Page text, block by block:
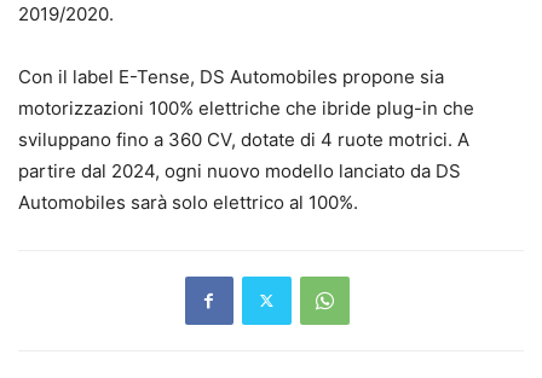
2019/2020.
Con il label E-Tense, DS Automobiles propone sia
motorizzazioni 100% elettriche che ibride plug-in che
sviluppano fino a 360 CV, dotate di 4 ruote motrici. A
partire dal 2024, ogni nuovo modello lanciato da DS
Automobiles sarà solo elettrico al 100%.